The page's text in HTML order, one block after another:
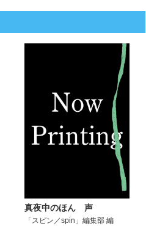
真夜中のほん 声
「スピン／spin」編集部 編